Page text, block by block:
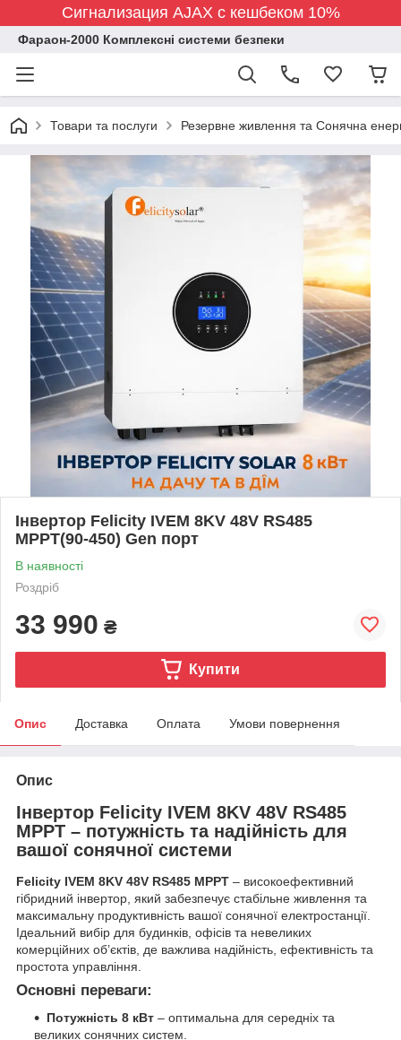
Сигнализация AJAX с кешбеком 10%
Фараон-2000 Комплексні системи безпеки
Товари та послуги Резервне живлення та Сонячна
Інвертор Felicity IVEM 8KV 48V RS485
MPPT(90-450) Gen порт
В наявності
Роздріб
33 990 ₴
Купити
Опис Доставка Оплата Умови повернення
Опис
Інвертор Felicity IVEM 8KV 48V RS485
MPPT – потужність та надійність для
вашої сонячної системи
Felicity IVEM 8KV 48V RS485 MPPT – високоефективний
гібридний інвертор, який забезпечує стабільне живлення та
максимальну продуктивність вашої сонячної електростанції.
Ідеальний вибір для будинків, офісів та невеликих
комерційних об’єктів, де важлива надійність, ефективність та
простота управління.
Основні переваги:
Потужність 8 кВт – оптимальна для середніх та
великих сонячних систем.